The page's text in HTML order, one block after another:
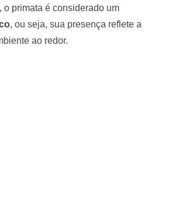
o primata é considerado um
, ou seja, sua presença reflete a
ao redor.